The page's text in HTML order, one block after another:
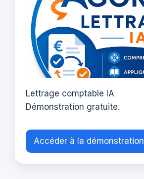
Lettrage comptable IA
Démonstration gratuite.
Accéder à la démonstration